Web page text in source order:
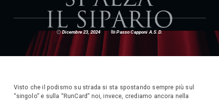
Dicembre 23, 2024 Passo Capponi A.S.D.
Visto che il podismo su strada si sta spostando sempre più sul
“singolo” e sulla “RunCard” noi, invece, crediamo ancora nella